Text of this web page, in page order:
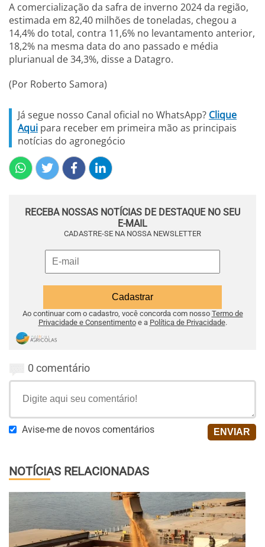
A comercialização da safra de inverno 2024 da região,
estimada em 82,40 milhões de toneladas, chegou a
14,4% do total, contra 11,6% no levantamento anterior,
18,2% na mesma data do ano passado e média
plurianual de 34,3%, disse a Datagro.
(Por Roberto Samora)
Já segue nosso Canal oficial no WhatsApp? Clique
Aqui para receber em primeira mão as principais
notícias do agronegócio
RECEBA NOSSAS NOTÍCIAS DE DESTAQUE NO SEU
E-MAIL
CADASTRE-SE NA NOSSA NEWSLETTER
Ao continuar com o cadastro, você concorda com nosso Termo de
Privacidade e Consentimentoe a Política de Privacidade.
0 comentário
Avise-me de novos comentários
NOTÍCIAS RELACIONADAS